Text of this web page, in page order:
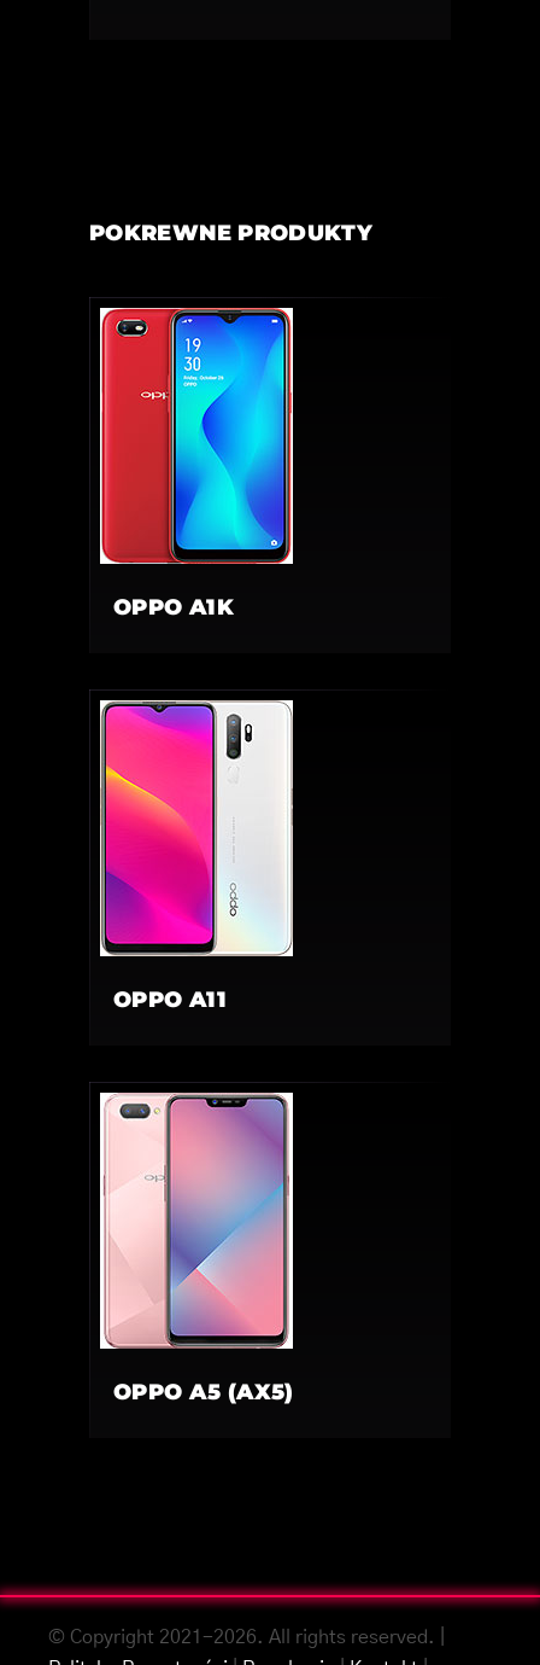
POKREWNE PRODUKTY
OPPO A1K
OPPO A11
OPPO A5 (AX5)
© Copyright 2021-2026. All rights reserved. |